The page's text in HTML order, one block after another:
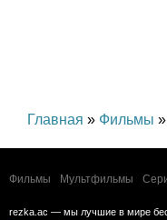
Главная » Фильмы
Фильмы Мультфильмы
rezka.ac — мы лучшие в мире